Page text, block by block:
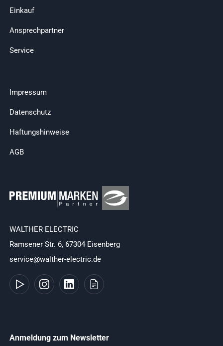
Einkauf
Ansprechpartner
Service
Impressum
Datenschutz
Haftungshinweise
AGB
WALTHER ELECTRIC
Ramsener Str. 6, 67304 Eisenberg
service@walther-electric.de
Anmeldung zum Newsletter